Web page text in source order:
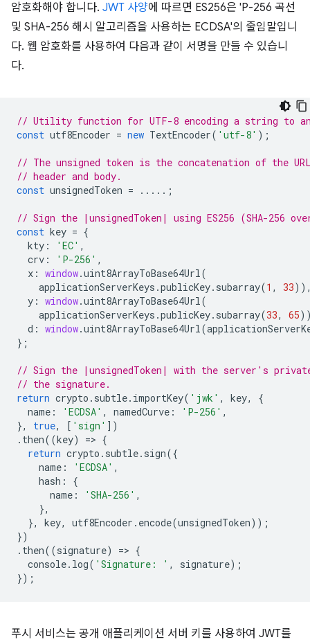
암호화해야 합니다. JWT 사양에 따르면 ES256은 'P-256 곡선
및 SHA-256 해시 알고리즘을 사용하는 ECDSA'의 줄임말입니
다. 웹 암호화를 사용하여 다음과 같이 서명을 만들 수 있습니
다.
// Utility function for UTF-8 encoding a string to
const utf8Encoder = new TextEncoder( 'utf-8' );
// The unsigned token is the concatenation of the
// header and body.
const unsignedToken = .....;
// Sign the |unsignedToken| using ES256 (SHA-256
const key = {
kty : 'EC' ,
crv : 'P-256' ,
x : window.uint8ArrayToBase64Url(
applicationServerKeys .publicKey. subarray(1 , 33
y : window.uint8ArrayToBase64Url(
applicationServerKeys .publicKey. subarray(33, 65
d : window.uint8ArrayToBase64Url(
};
// Sign the |unsignedToken| with the server's
// the signature.
return crypto . subtle. importKey( 'jwk' , key,
{
name : 'ECDSA' , namedCurve : 'P-256' ,
},
true, [ 'sign' ])
. then((key) => {
return crypto . subtle. sign({
name : 'ECDSA' ,
hash :
{
name : 'SHA-256' ,
},
},
key, utf8Encoder . encode(unsignedToken));
})
. then((signature) => {
console. log( 'Signature: ' , signature);
});
푸시 서비스는 공개 애플리케이션 서버 키를 사용하여 JWT를